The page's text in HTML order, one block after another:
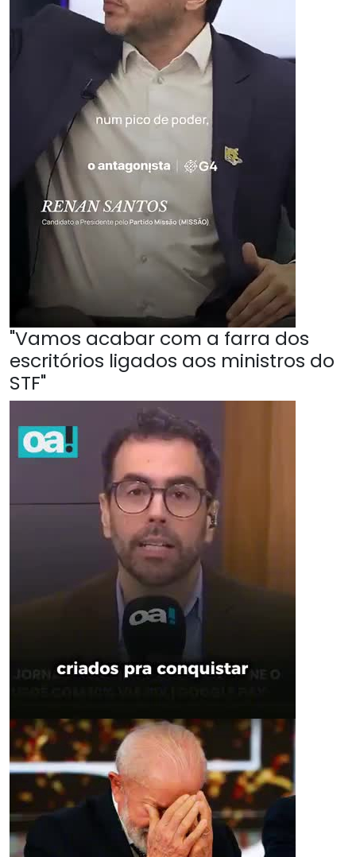
"Vamos acabar com a farra dos
escritórios ligados aos ministros do
STF"